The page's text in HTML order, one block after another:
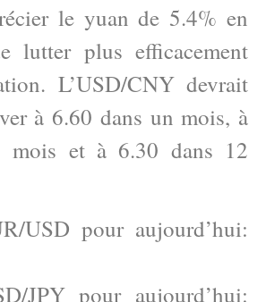
le yuan de 5.4% en
lutter plus efficacement
L’USD/CNY devrait
à 6.60 dans un mois, à
mois et à 6.30 dans 12
USD pour aujourd’hui:
JPY pour aujourd’hui: